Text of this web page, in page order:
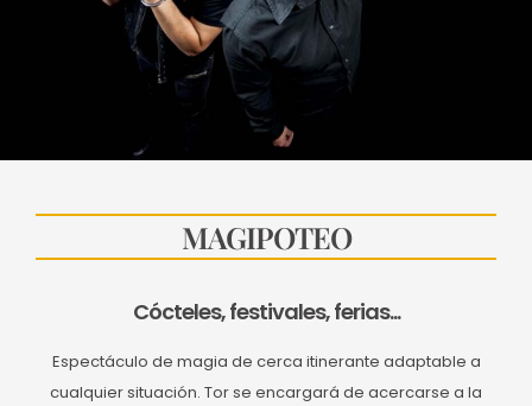
MAGIPOTEO
Cócteles, festivales, ferias...
Espectáculo de magia de cerca itinerante adaptable a
cualquier situación. Tor se encargará de acercarse a la